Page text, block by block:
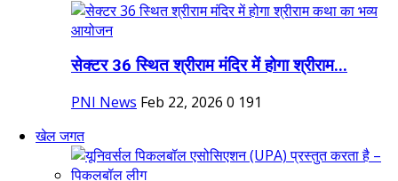
सेक्टर 36 स्थित श्रीराम मंदिर में होगा श्रीराम...
PNI News Feb 22, 2026 0 191
खेल जगत